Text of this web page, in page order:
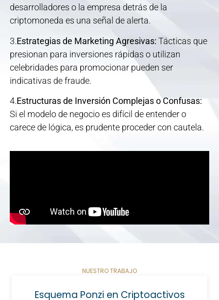
desarrolladores o la empresa detrás de la
criptomoneda es una señal de alerta.
3.Estrategias de Marketing Agresivas: Tácticas que
presionan para inversiones rápidas o utilizan
celebridades para promocionar pueden ser
indicativas de fraude.
4.Estructuras de Inversión Complejas o Confusas:
Si el modelo de negocio es difícil de entender o
carece de lógica, es prudente proceder con cautela.
NUESTRO TRABAJO
Esquema Ponzi en Criptoactivos